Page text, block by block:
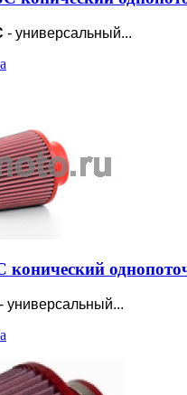
- универсальный...
конический
- универсальный...